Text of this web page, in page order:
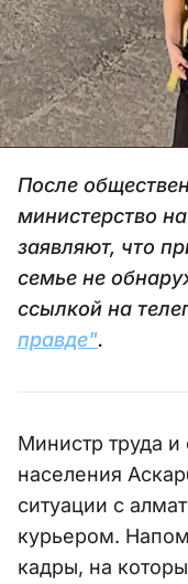
После
министерство
заявляют, что
семье не
ссылкой на
правде".
Министр труда
населения
ситуации с
курьером.
кадры, на